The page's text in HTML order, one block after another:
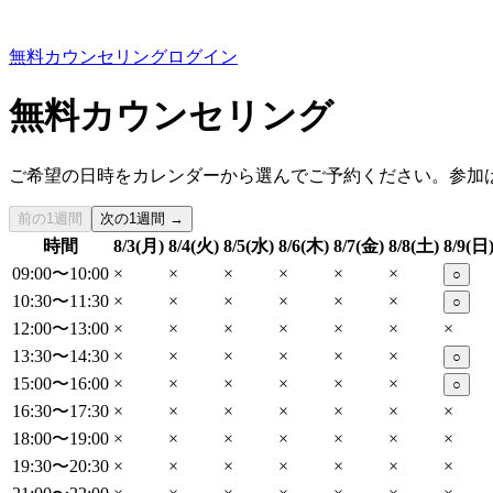
無料カウンセリングログイン
無料カウンセリング
ご希望の日時をカレンダーから選んでご予約ください。参加
前の1週間 次の1週間 →
時間 8/3(月) 8/4(火) 8/5(水) 8/6(木) 8/7(金) 8/8(土) 8/9(日)
09:00〜10:00 × × × × × × ○
10:30〜11:30 × × × × × × ○
12:00〜13:00 × × × × × ×
×
13:30〜14:30 × × × × × × ○
15:00〜16:00 × × × × × × ○
16:30〜17:30 × × × × × ×
×
18:00〜19:00 × × × × × ×
×
19:30〜20:30 × × × × × ×
×